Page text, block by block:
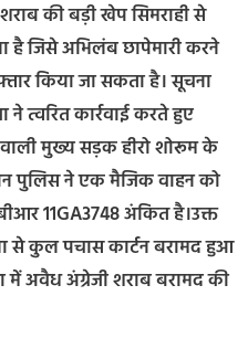
की बड़ी खेप सिमराही से
है जिसे अभिलंब छापेमारी करने
किया जा सकता है। सूचना
ने त्वरित कार्रवाई करते हुए
मुख्य सड़क हीरो शोरूम के
पुलिस ने एक मैजिक वाहन को
11GA3748 अंकित है।उक्त
से कुल पचास कार्टन बरामद हुआ
में अवैध अंग्रेजी शराब बरामद की